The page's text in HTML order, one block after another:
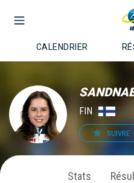
CALENDRIER
FIN
SUIVRE
Stats